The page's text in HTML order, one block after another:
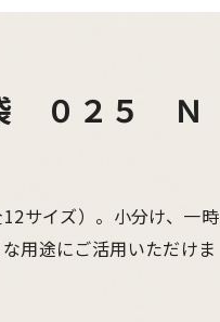
０２５ Ｎ
サイズ）。小分け、一時
用途にご活用いただけま